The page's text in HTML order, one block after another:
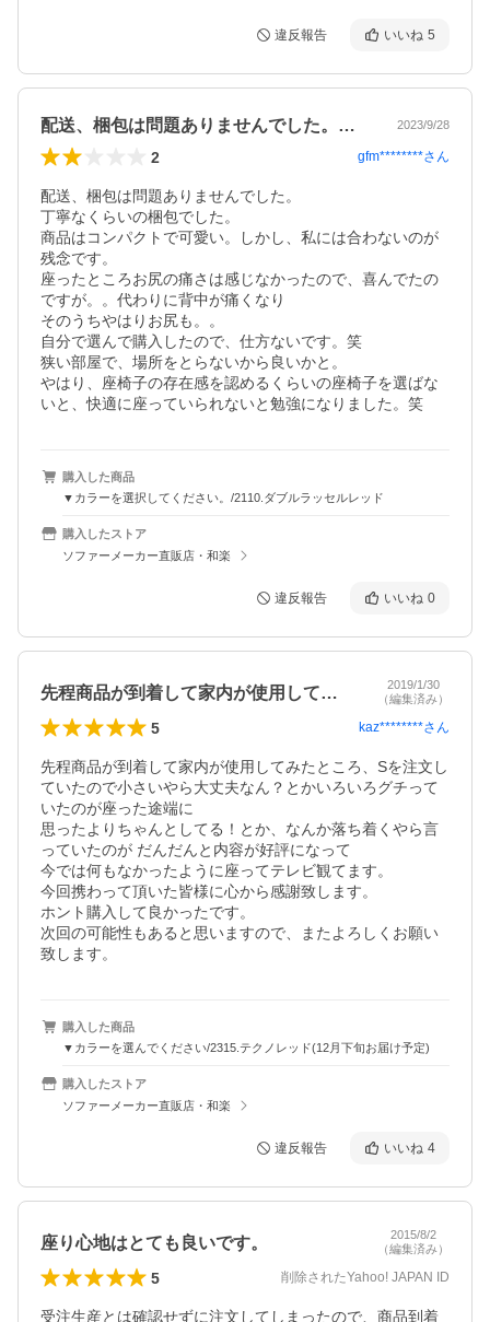
違反報告 いいね 5
配送、梱包は問題ありませんでした。丁寧… 2023/9/28
2 gfm********さん
配送、梱包は問題ありませんでした。
丁寧なくらいの梱包でした。
商品はコンパクトで可愛い。しかし、私には合わないのが
残念です。
座ったところお尻の痛さは感じなかったので、喜んでたの
ですが。。代わりに背中が痛くなり
そのうちやはりお尻も。。
自分で選んで購入したので、仕方ないです。笑
狭い部屋で、場所をとらないから良いかと。
やはり、座椅子の存在感を認めるくらいの座椅子を選ばな
いと、快適に座っていられないと勉強になりました。笑
購入した商品
▼カラーを選択してください。/2110.ダブルラッセルレッド
購入したストア
ソファーメーカー直販店・和楽
違反報告 いいね 0
先程商品が到着して家内が使用してみたと…
2019/1/30
（編集済み）
5 kaz********さん
先程商品が到着して家内が使用してみたところ、Sを注文し
ていたので小さいやら大丈夫なん？とかいろいろグチって
いたのが座った途端に
思ったよりちゃんとしてる！とか、なんか落ち着くやら言
っていたのが だんだんと内容が好評になって
今では何もなかったように座ってテレビ観てます。
今回携わって頂いた皆様に心から感謝致します。
ホント購入して良かったです。
次回の可能性もあると思いますので、またよろしくお願い
致します。
購入した商品
▼カラーを選んでください/2315.テクノレッド(12月下旬お届け予定)
購入したストア
ソファーメーカー直販店・和楽
違反報告 いいね 4
座り心地はとても良いです。
2015/8/2
（編集済み）
5 削除されたYahoo! JAPAN ID
受注生産とは確認せずに注文してしまったので、商品到着